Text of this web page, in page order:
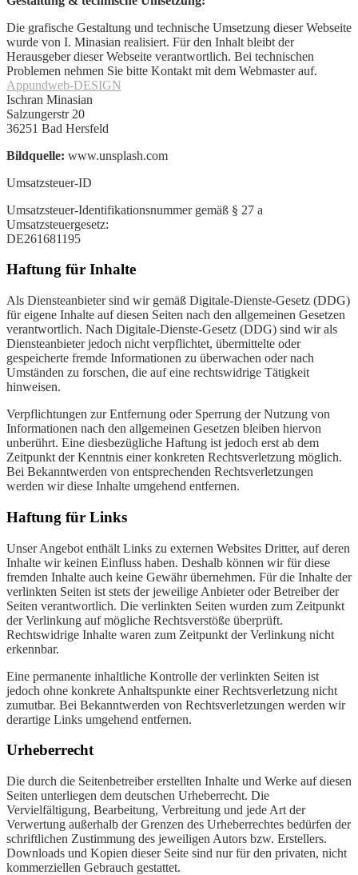
Die grafische Gestaltung und technische Umsetzung dieser Webseite
wurde von I. Minasian realisiert. Für den Inhalt bleibt der
Herausgeber dieser Webseite verantwortlich. Bei technischen
Problemen nehmen Sie bitte Kontakt mit dem Webmaster auf.
Appundweb-DESIGN
Ischran Minasian
Salzungerstr 20
36251 Bad Hersfeld
Bildquelle: www.unsplash.com
Umsatzsteuer-ID
Umsatzsteuer-Identifikationsnummer gemäß § 27 a
Umsatzsteuergesetz:
DE261681195
Haftung für Inhalte
Als Diensteanbieter sind wir gemäß Digitale-Dienste-Gesetz (DDG)
für eigene Inhalte auf diesen Seiten nach den allgemeinen Gesetzen
verantwortlich. Nach Digitale-Dienste-Gesetz (DDG) sind wir als
Diensteanbieter jedoch nicht verpflichtet, übermittelte oder
gespeicherte fremde Informationen zu überwachen oder nach
Umständen zu forschen, die auf eine rechtswidrige Tätigkeit
hinweisen.
Verpflichtungen zur Entfernung oder Sperrung der Nutzung von
Informationen nach den allgemeinen Gesetzen bleiben hiervon
unberührt. Eine diesbezügliche Haftung ist jedoch erst ab dem
Zeitpunkt der Kenntnis einer konkreten Rechtsverletzung möglich.
Bei Bekanntwerden von entsprechenden Rechtsverletzungen
werden wir diese Inhalte umgehend entfernen.
Haftung für Links
Unser Angebot enthält Links zu externen Websites Dritter, auf deren
Inhalte wir keinen Einfluss haben. Deshalb können wir für diese
fremden Inhalte auch keine Gewähr übernehmen. Für die Inhalte der
verlinkten Seiten ist stets der jeweilige Anbieter oder Betreiber der
Seiten verantwortlich. Die verlinkten Seiten wurden zum Zeitpunkt
der Verlinkung auf mögliche Rechtsverstöße überprüft.
Rechtswidrige Inhalte waren zum Zeitpunkt der Verlinkung nicht
erkennbar.
Eine permanente inhaltliche Kontrolle der verlinkten Seiten ist
jedoch ohne konkrete Anhaltspunkte einer Rechtsverletzung nicht
zumutbar. Bei Bekanntwerden von Rechtsverletzungen werden wir
derartige Links umgehend entfernen.
Urheberrecht
Die durch die Seitenbetreiber erstellten Inhalte und Werke auf diesen
Seiten unterliegen dem deutschen Urheberrecht. Die
Vervielfältigung, Bearbeitung, Verbreitung und jede Art der
Verwertung außerhalb der Grenzen des Urheberrechtes bedürfen der
schriftlichen Zustimmung des jeweiligen Autors bzw. Erstellers.
Downloads und Kopien dieser Seite sind nur für den privaten, nicht
kommerziellen Gebrauch gestattet.